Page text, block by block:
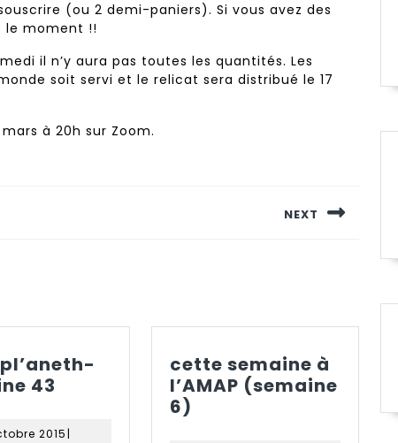
(ou 2 demi-paniers). Si vous avez des
le moment !!
il n’y aura pas toutes les quantités. Les
soit servi et le relicat sera distribué le 17
à 20h sur Zoom.
NEXT
43 l’amapl’aneth-
43
201520
|
cette semaine à
l’AMAP (semaine
6)